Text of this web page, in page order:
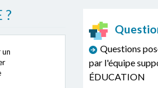
?
un
Questions
par l'équipe
ÉDUCATION